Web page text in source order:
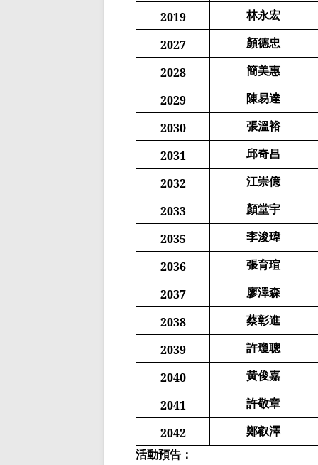
2019
林永宏
2027
顏德忠
2028
簡美惠
2029
陳易達
2030
張溫裕
2031
邱奇昌
2032
江崇億
2033
顏堂宇
2035
李浚瑋
2036
張育瑄
2037
廖澤森
2038
蔡彰進
2039
許瓊聰
2040
黃俊嘉
2041
許敬章
2042
鄭叡澤
活動預告：